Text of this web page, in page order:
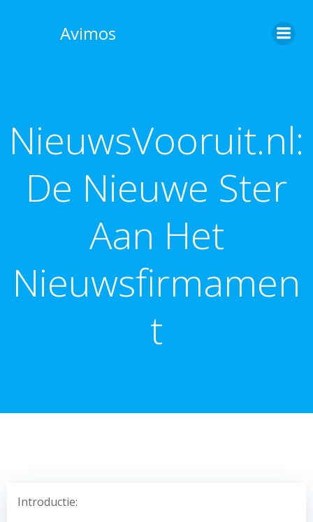
Avimos
NieuwsVooruit.nl:
De Nieuwe Ster
Aan Het
Nieuwsfirmamen
t
Introductie: